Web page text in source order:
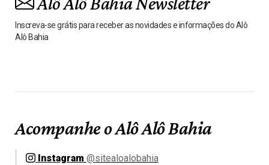
Inscreva-se grátis para receber as novidades e informações do Alô
Alô Bahia
Acompanhe o Alô Alô Bahia
Instagram @sitealoalobahia